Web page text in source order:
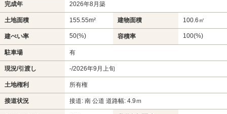
完成年 2026年8月築
土地面積 155.55m² 建物面積 100.6㎡
建ぺい率 50(%) 容積率 100(%)
駐車場 有
現況/引渡し -/2026年9月上旬
土地権利 所有権
接道状況 接道: 南 公道 道路幅: 4.9ｍ